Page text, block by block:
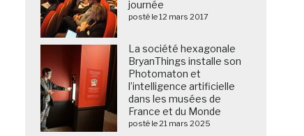
journée
posté le 12 mars 2017
La société hexagonale
BryanThings installe son
Photomaton et
l’intelligence artificielle
dans les musées de
France et du Monde
posté le 21 mars 2025